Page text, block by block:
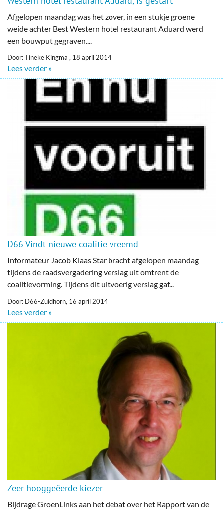
Afgelopen maandag was het zover, in een stukje groene
weide achter Best Western hotel restaurant Aduard werd
een bouwput gegraven....
Door: Tineke Kingma , 18 april 2014
Lees verder »
D66 Vindt nieuwe coalitie vreemd
Informateur Jacob Klaas Star bracht afgelopen maandag
tijdens de raadsvergadering verslag uit omtrent de
coalitievorming. Tijdens dit uitvoerig verslag gaf...
Door: D66-Zuidhorn, 16 april 2014
Lees verder »
Zeer hooggeëerde kiezer
Bijdrage GroenLinks aan het debat over het Rapport van de